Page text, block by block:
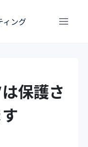
ィング
保護さ